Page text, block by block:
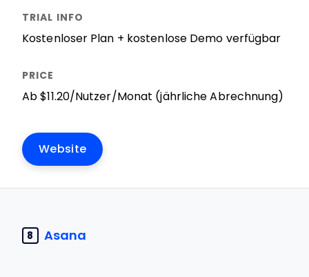
Kostenloser Plan + kostenlose Demo verfügbar
Ab $11.20/Nutzer/Monat (jährliche Abrechnung)
Website
8 Asana